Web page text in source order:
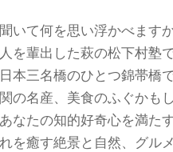
いて何を思い浮かべます
を輩出した萩の松下村塾
本三名橋のひとつ錦帯橋
の名産、美食のふぐかも
なたの知的好奇心を満た
を癒す絶景と 自然、グル